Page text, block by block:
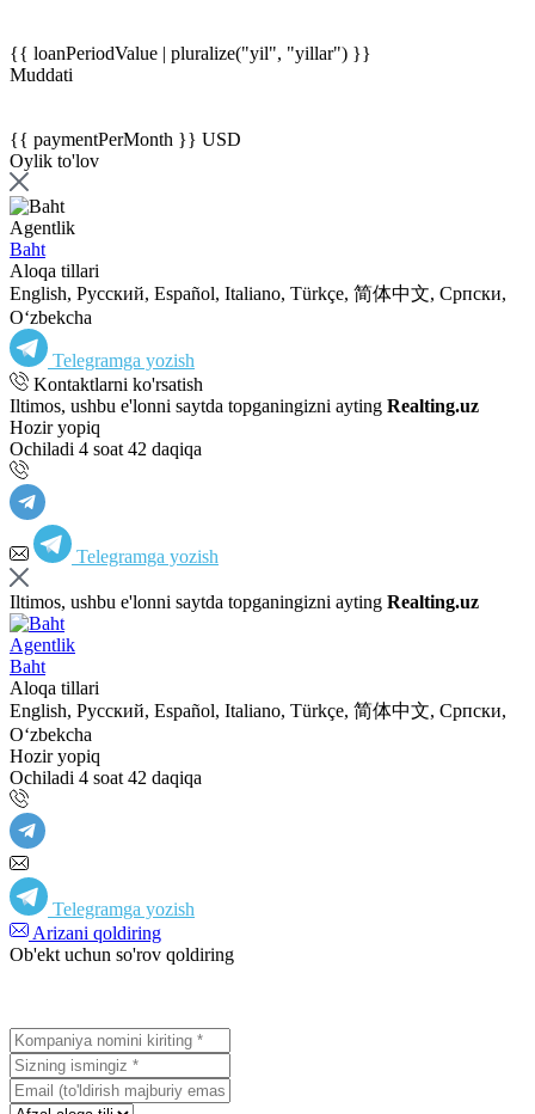
{{ loanPeriodValue | pluralize("yil", "yillar") }}
Muddati
{{ paymentPerMonth }} USD
Oylik to'lov
Agentlik
Baht
Aloqa tillari
English, Русский, Español, Italiano, Türkçe, 简体中文, Српски,
Oʻzbekcha
Telegramga yozish
Kontaktlarni ko'rsatish
Iltimos, ushbu e'lonni saytda topganingizni ayting Realting.uz
Hozir yopiq
Ochiladi 4 soat 42 daqiqa
Telegramga yozish
Iltimos, ushbu e'lonni saytda topganingizni ayting Realting.uz
Agentlik
Baht
Aloqa tillari
English, Русский, Español, Italiano, Türkçe, 简体中文, Српски,
Oʻzbekcha
Hozir yopiq
Ochiladi 4 soat 42 daqiqa
Telegramga yozish
Arizani qoldiring
Ob'ekt uchun so'rov qoldiring